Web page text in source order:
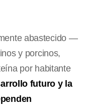
abastecido —
y porcinos,
por habitante
futuro y la